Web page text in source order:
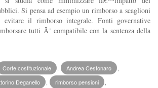
Si pensa ad esempio un rimborso a scaglioni
il rimborso integrale. Fonti governative
tutti Ã¨ compatibile con la sentenza della
Corte costituzionale Andrea Cestonaro
Deganello rimborso pensioni